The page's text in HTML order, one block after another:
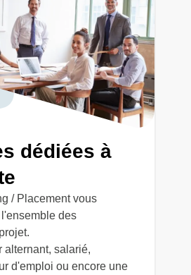
En savoir plus
€ HT
350€ HT
dédiées à
/ Placement vous
des
alternant, salarié,
d'emploi ou encore une